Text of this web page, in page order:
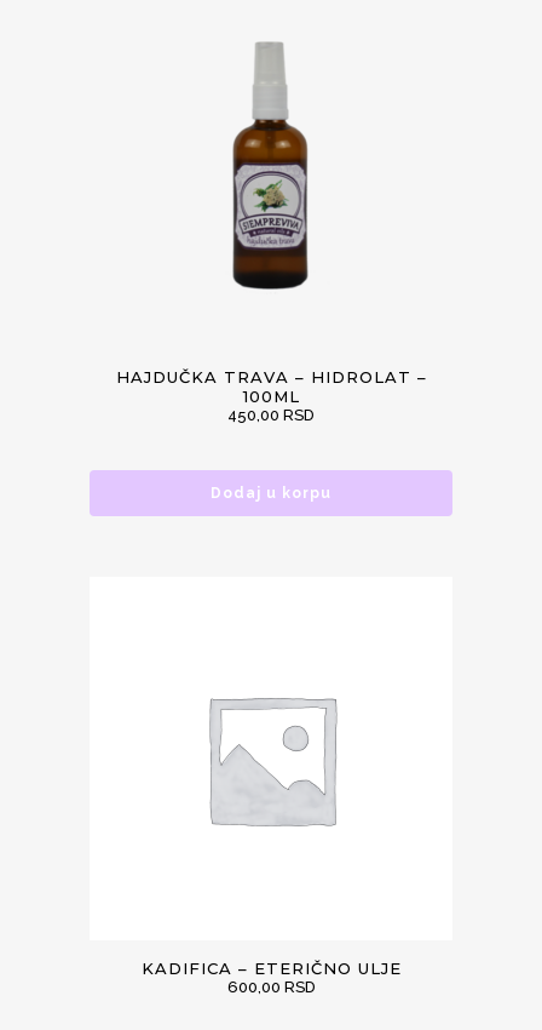
HAJDUČKA TRAVA – HIDROLAT –
100ML
450,00 RSD
Dodaj u korpu
KADIFICA – ETERIČNO ULJE
600,00 RSD